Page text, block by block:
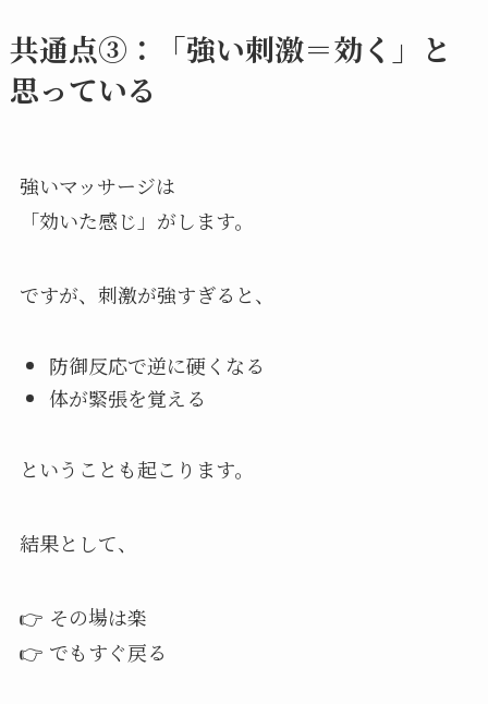
共通点③：「強い刺激＝効く」と
思っている
強いマッサージは
「効いた感じ」がします。
ですが、刺激が強すぎると、
防御反応で逆に硬くなる
体が緊張を覚える
ということも起こります。
結果として、
👉 その場は楽
👉 でもすぐ戻る